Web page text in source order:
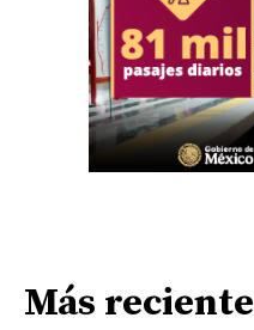
Más reciente